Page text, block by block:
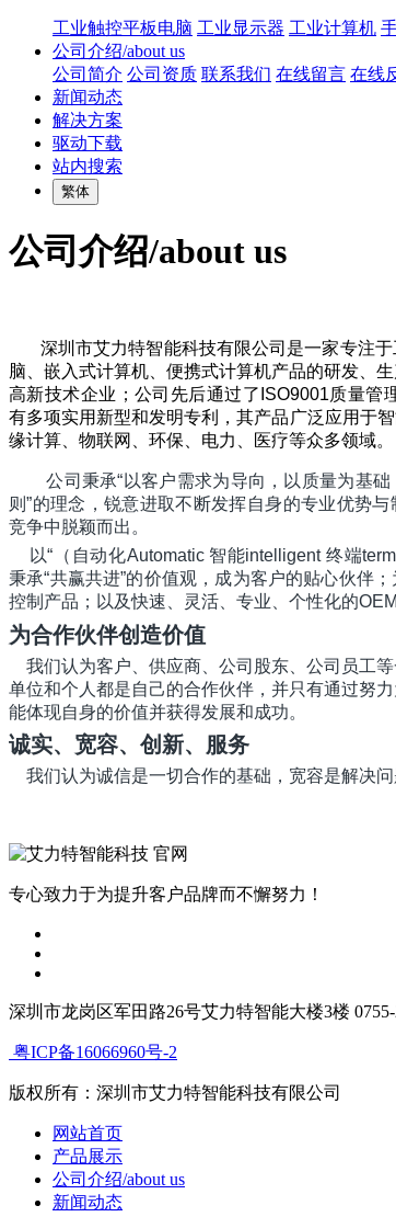
工业触控平板电脑 工业显示器 工业计算机
公司介绍/about us
公司简介 公司资质 联系我们 在线留言 在线
新闻动态
解决方案
驱动下载
站内搜索
繁体
公司介绍/about us
深圳市艾力特智能科技有限公司是一家专注于
脑、嵌入式计算机、便携式计算机产品的研发、
高新技术企业；公司先后通过了ISO9001质量管
有多项实用新型和发明专利，其产品广泛应用于
缘计算、物联网、环保、电力、医疗等众多领域。
公司秉承“以客户需求为导向，以质量为基础
则”的理念，锐意进取不断发挥自身的专业优势
竞争中脱颖而出。
以“（自动化Automatic 智能intelligent 终端
秉承“共赢共进”的价值观， 成为客户的贴心伙伴
控制产品；以及快速、灵活、专业、个性化的
为合作伙伴创造价值
我们认为客户、供应商、公司股东、公司员工
单位和个人都是自己的合作伙伴，并只有通过努
能体现自身的价值并获得发展和成功。
诚实、宽容、创新
我们认为诚信是一切合作的基础，宽容是解决
专心致力于为提升客户品牌而不懈努力！
深圳市龙岗区军田路26号艾力特智能大楼3楼 0755-
粤ICP备16066960号-2
版权所有：深圳市艾力特智能科技有限公司
网站首页
产品展示
公司介绍/about us
新闻动态